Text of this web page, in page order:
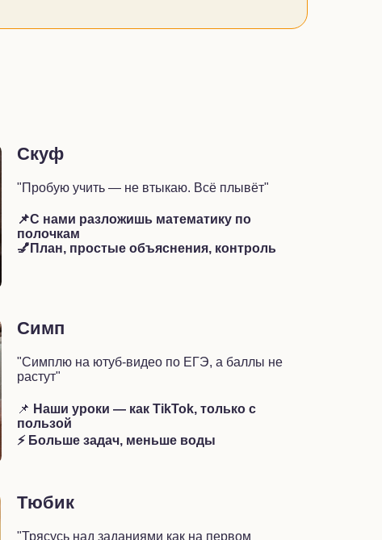
Скуф
"Пробую учить — не втыкаю. Всё плывёт"
📌С нами разложишь математику по
полочкам
💅План, простые объяснения, контроль
Симп
"Симплю на ютуб-видео по ЕГЭ, а баллы не
растут"
📌 Наши уроки — как TikTok, только с
пользой
⚡ Больше задач, меньше воды
Тюбик
"Трясусь над заданиями как на первом